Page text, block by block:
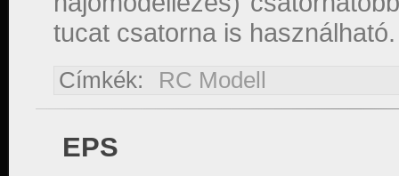
tucat csatorna is használható.
Címkék: RC Modell
EPS